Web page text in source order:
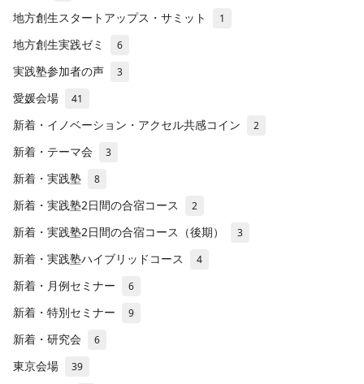
地方創生スタートアップス・サミット 1
地方創生実践ゼミ 6
実践塾参加者の声 3
愛媛会場 41
新着・イノベーション・アクセル共感コイン 2
新着・テーマ会 3
新着・実践塾 8
新着・実践塾2日間の合宿コース 2
新着・実践塾2日間の合宿コース（後期） 3
新着・実践塾ハイブリッドコース 4
新着・月例セミナー 6
新着・特別セミナー 9
新着・研究会 6
東京会場 39